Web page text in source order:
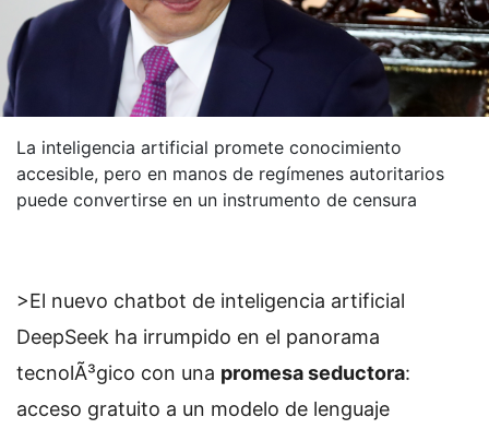
La inteligencia artificial promete conocimiento
accesible, pero en manos de regímenes autoritarios
puede convertirse en un instrumento de censura
>El nuevo chatbot de inteligencia artificial
DeepSeek ha irrumpido en el panorama
tecnolÃ³gico con una promesa seductora:
acceso gratuito a un modelo de lenguaje